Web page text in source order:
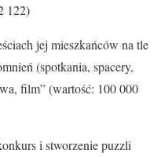
122)
jej mieszkańców na tle
(spotkania, spacery,
film” (wartość: 100 000
i stworzenie puzzli